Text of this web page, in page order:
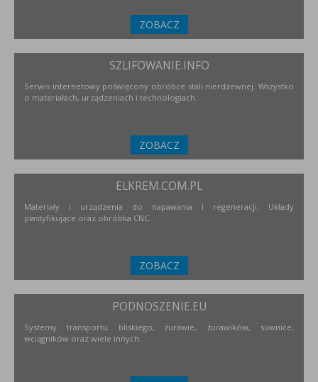
ZOBACZ
SZLIFOWANIE.INFO
Serwis internetowy poświęcony obróbce stali nierdzewnej. Wszystko
o materiałach, urządzeniach i technologiach.
ZOBACZ
ELKREM.COM.PL
Materiały i urządzenia do napawania i regeneracji. Układy
plastyfikujące oraz obróbka CNC.
ZOBACZ
PODNOSZENIE.EU
Systemy transportu bliskiego, żurawie, żurawików, suwnice,
wciągników oraz wiele innych.